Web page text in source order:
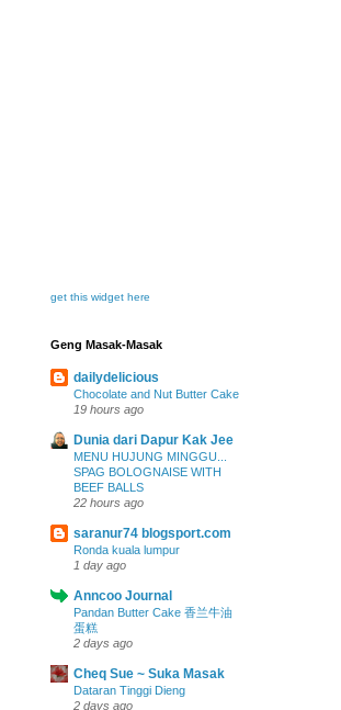
get this widget here
Geng Masak-Masak
dailydelicious
Chocolate and Nut Butter Cake
19 hours ago
Dunia dari Dapur Kak Jee
MENU HUJUNG MINGGU...
SPAG BOLOGNAISE WITH
BEEF BALLS
22 hours ago
saranur74 blogsport.com
Ronda kuala lumpur
1 day ago
Anncoo Journal
Pandan Butter Cake 香兰牛油
蛋糕
2 days ago
Cheq Sue ~ Suka Masak
Dataran Tinggi Dieng
2 days ago